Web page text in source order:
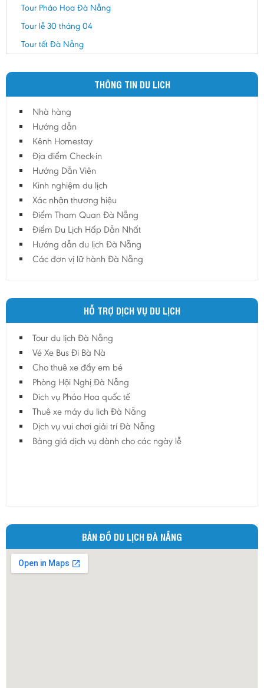
Tour Pháo Hoa Đà Nẵng
Tour lễ 30 tháng 04
Tour tết Đà Nẵng
THÔNG TIN DU LICH
Nhà hàng
Hướng dẫn
Kênh Homestay
Địa điểm Check-in
Hướng Dẫn Viên
Kinh nghiệm du lịch
Xác nhận thương hiệu
Điểm Tham Quan Đà Nẵng
Điểm Du Lịch Hấp Dẫn Nhất
Hướng dẫn du lịch Đà Nẵng
Các đơn vị lữ hành Đà Nẵng
HỖ TRỢ DỊCH VỤ DU LỊCH
Tour du lịch Đà Nẵng
Vé Xe Bus Đi Bà Nà
Cho thuê xe đẩy em bé
Phòng Hội Nghị Đà Nẵng
Dich vụ Pháo Hoa quốc tế
Thuê xe máy du lich Đà Nẵng
Dịch vụ vui chơi giải trí Đà Nẵng
Bảng giá dịch vụ dành cho các ngày lễ
BẢN ĐỒ DU LỊCH ĐÀ NẴNG